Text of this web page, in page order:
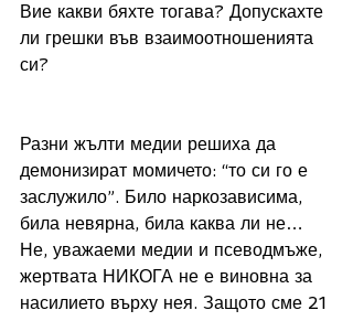
Вие какви бяхте тогава? Допускахте
ли грешки във взаимоотношенията
си?
Разни жълти медии решиха да
демонизират момичето: “то си го е
заслужило”. Било наркозависима,
била невярна, била каква ли не…
Не, уважаеми медии и псеводмъже,
жертвата НИКОГА не е виновна за
насилието върху нея. Защото сме 21